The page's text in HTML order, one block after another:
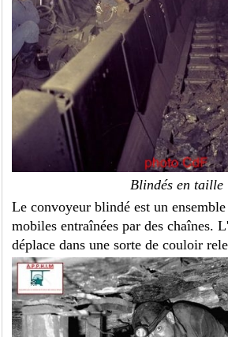
Blindés en taille
Le convoyeur blindé est un
mobiles entraînées par des chaînes.
déplace dans une sorte de couloir